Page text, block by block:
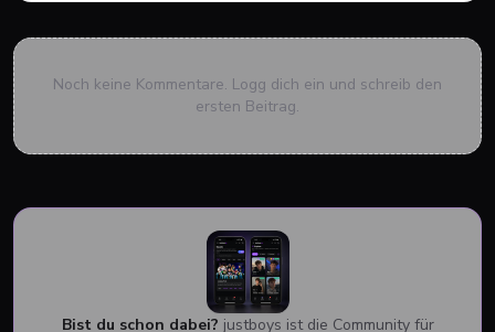
Noch keine Kommentare. Logg dich ein und schreib den
ersten Beitrag.
Bist du schon dabei? justboys ist die Community für